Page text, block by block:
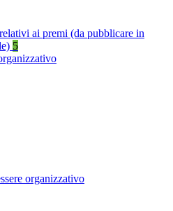
ai premi (da pubblicare in
5
organizzativo